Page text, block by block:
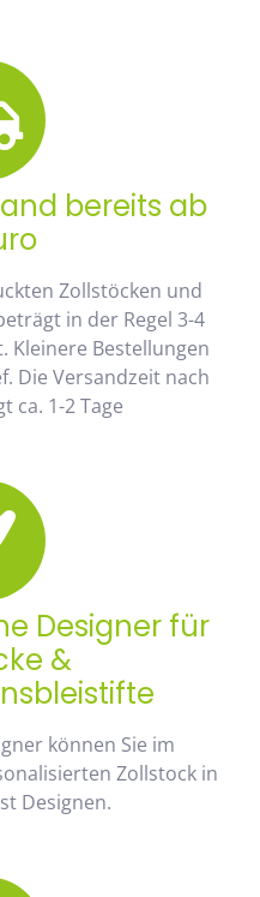
bereits ab
Zollstöcken und
in der Regel 3-4
Kleinere Bestellungen
Die Versandzeit nach
ca. 1-2 Tage
Designer für
&
können Sie im
Zollstock in
Designen.